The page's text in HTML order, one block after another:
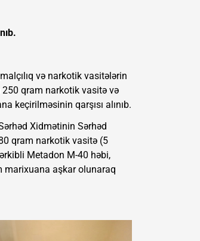
və narkotik vasitələrin
qram narkotik vasitə və
keçirilməsinin qarşısı alınıb.
Xidmətinin Sərhəd
qram narkotik vasitə (5
Metadon M-40 həbi,
marixuana aşkar olunaraq